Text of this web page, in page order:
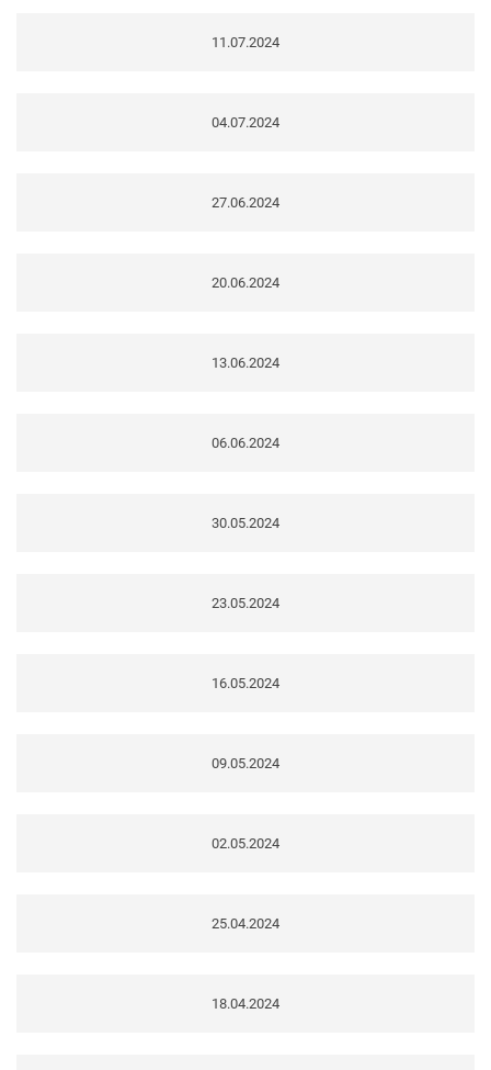
11.07.2024
04.07.2024
27.06.2024
20.06.2024
13.06.2024
06.06.2024
30.05.2024
23.05.2024
16.05.2024
09.05.2024
02.05.2024
25.04.2024
18.04.2024